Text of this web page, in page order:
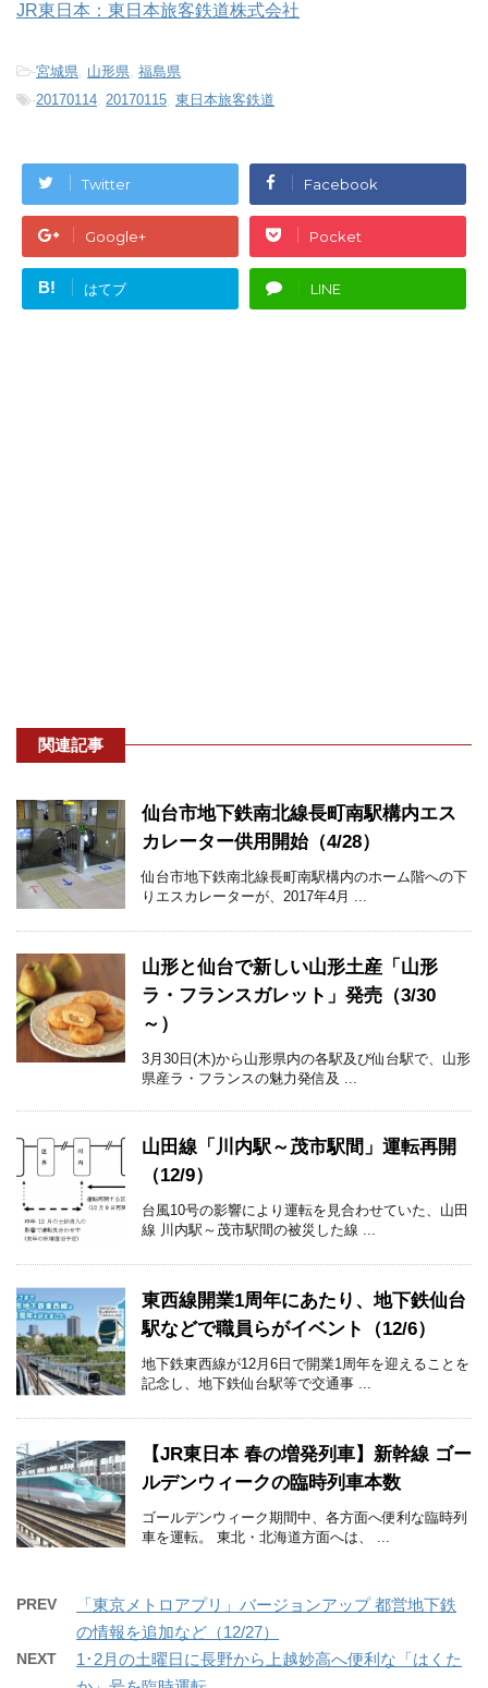
JR東日本：東日本旅客鉄道株式会社
-宮城県, 山形県, 福島県
-20170114, 20170115, 東日本旅客鉄道
Twitter Facebook
Google+ Pocket
B! はてブ LINE
関連記事
仙台市地下鉄南北線長町南駅構内エス
カレーター供用開始（4/28）
仙台市地下鉄南北線長町南駅構内のホーム階への下
りエスカレーターが、2017年4月 ...
山形と仙台で新しい山形土産「山形
ラ・フランスガレット」発売（3/30
～）
3月30日(木)から山形県内の各駅及び仙台駅で、山形
県産ラ・フランスの魅力発信及 ...
山田線「川内駅～茂市駅間」運転再開
（12/9）
台風10号の影響により運転を見合わせていた、山田
線 川内駅～茂市駅間の被災した線 ...
東西線開業1周年にあたり、地下鉄仙台
駅などで職員らがイベント（12/6）
地下鉄東西線が12月6日で開業1周年を迎えることを
記念し、地下鉄仙台駅等で交通事 ...
【JR東日本 春の増発列車】新幹線 ゴー
ルデンウィークの臨時列車本数
ゴールデンウィーク期間中、各方面へ便利な臨時列
車を運転。 東北・北海道方面へは、 ...
PREV
「東京メトロアプリ」バージョンアップ 都営地下鉄
の情報を追加など（12/27）
NEXT
1･2月の土曜日に長野から上越妙高へ便利な「はくた